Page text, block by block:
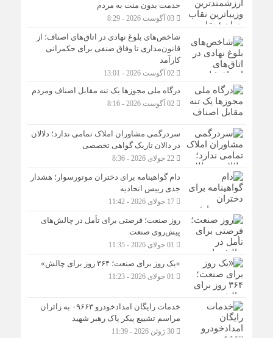
خدمت بدون منت به مردم
03 آگوست 2026 - 8:29
شاخص‌های بلوغ نهادی در اتاق‌های اصناف؛ از
قانون‌مداری تا وفاق صنفی برای حکمرانی
کارآمد
02 آگوست 2026 - 13:01
درگاه ملی مجوزها یک تنه مقابل اصناف ومردم
02 آگوست 2026 - 8:16
سردرگمی مشاوران املاک تمامی ندارد؛ دلالان
در دالان تاریک گواهی تخصصی
22 جولای 2026 - 8:36
دام گواهینامه برای دختران موتورسوار؛ هشدار
جدی رییس اتحادیه
17 جولای 2026 - 11:42
روز صنعت؛ فرصتی برای تأمل در چالش‌های
پیش‌روی صنعت
«یک روز برای صنعت؛ ۳۶۴ روز برای چالش»
خدمات رایگان امدادخودرو ۰۹۶۶۳ به زائران
مراسم تشییع پیکر پاک رهبر شهید
30 ژوئن 2026 - 11:39